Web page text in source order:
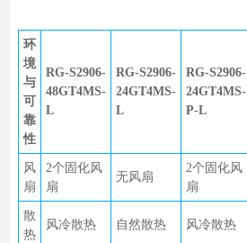
环
境
与
可
靠
性
RG-S2906-
48GT4MS-
L
RG-S2906-
24GT4MS-
L
RG-S2906-
24GT4MS-
P-L
风
扇
2个固化风
扇
无风扇
2个固化风
扇
散
热
风冷散热 自然散热 风冷散热